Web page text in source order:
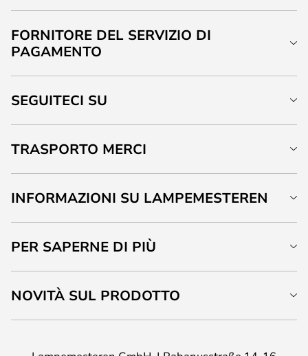
FORNITORE DEL SERVIZIO DI
PAGAMENTO
SEGUITECI SU
TRASPORTO MERCI
INFORMAZIONI SU LAMPEMESTEREN
PER SAPERNE DI PIÙ
NOVITÀ SUL PRODOTTO